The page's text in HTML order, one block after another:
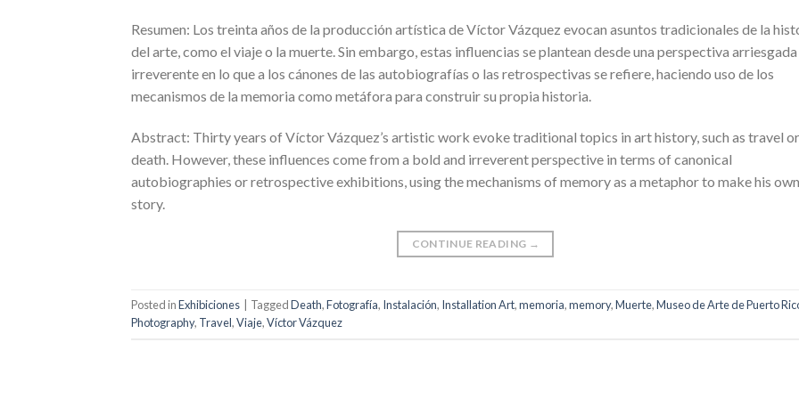
Resumen: Los treinta años de la producción artística de Víctor Vázquez evocan asuntos tradicionales de la
del arte, como el viaje o la muerte. Sin embargo, estas influencias se plantean desde una perspectiva arriesgada
irreverente en lo que a los cánones de las autobiografías o las retrospectivas se refiere, haciendo uso de los
mecanismos de la memoria como metáfora para construir su propia historia.
Abstract: Thirty years of Víctor Vázquez’s artistic work evoke traditional topics in art history, such as travel or
death. However, these influences come from a bold and irreverent perspective in terms of canonical
autobiographies or retrospective exhibitions, using the mechanisms of memory as a metaphor to make his own
story.
CONTINUE READING →
Posted inExhibiciones TaggedDeath,Fotografía, Instalación, Installation Art,memoria,memory,Muerte,Museo de Arte de Puerto
Photography, Travel,Viaje,Víctor Vázquez